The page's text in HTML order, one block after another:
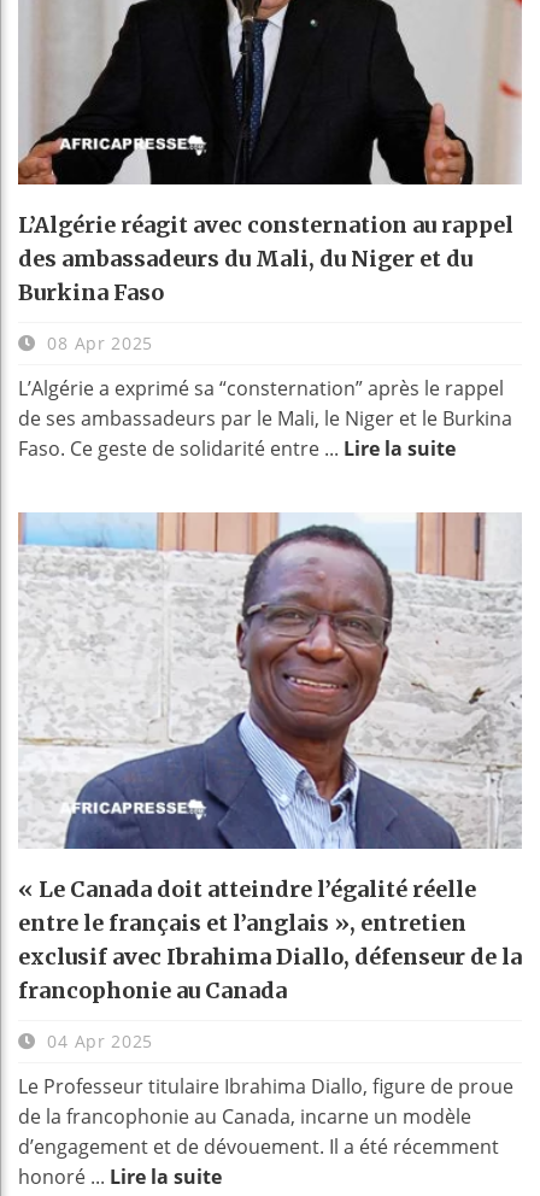
L’Algérie réagit avec consternation au rappel
des ambassadeurs du Mali, du Niger et du
Burkina Faso
08 Apr 2025
L’Algérie a exprimé sa “consternation” après le rappel
de ses ambassadeurs par le Mali, le Niger et le Burkina
Faso. Ce geste de solidarité entre ... Lire la suite
« Le Canada doit atteindre l’égalité réelle
entre le français et l’anglais », entretien
exclusif avec Ibrahima Diallo, défenseur de la
francophonie au Canada
04 Apr 2025
Le Professeur titulaire Ibrahima Diallo, figure de proue
de la francophonie au Canada, incarne un modèle
d’engagement et de dévouement. Il a été récemment
honoré ... Lire la suite